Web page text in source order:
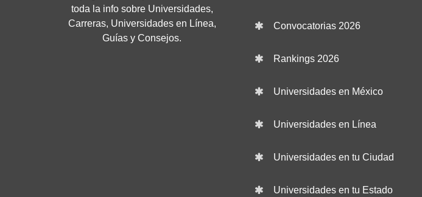
toda la info sobre Universidades,
Carreras, Universidades en Línea,
Guías y Consejos.
Convocatorias 2026
Rankings 2026
Universidades en México
Universidades en Línea
Universidades en tu Ciudad
Universidades en tu Estado